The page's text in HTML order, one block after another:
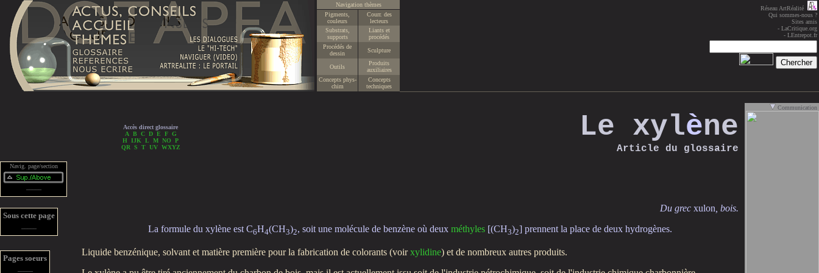
Navigation thèmes
Pigments,
couleurs
Courr. des
lecteurs
Substrats,
supports
Liants et
procédés
Procédés de
dessin
Sculpture
Outils
Produits
auxiliaires
Concepts phys-
chim
Concepts
techniques
Réseau ArtRéalité
Qui sommes-nous ?
Sites amis
- LaCritique.org
- LEntrepot.fr
Navig. page/section
Sous cette page
Pages soeurs
Accès direct glossaire
A B C D E F G
H IJK L M NO P
QR
S T UV WXYZ
Le xylène
Article du glossaire
Du grec xulon , bois.
La formule du xylène est C6H4(CH3)2, soit une molécule de benzène où deux méthyles [(CH3)2] prennent la place de deux hydrogènes.
Liquide benzénique, solvant et matière première pour la fabrication de colorants (voirxylidine) et de nombreux autres produits.
Communication